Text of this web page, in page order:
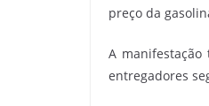
preço da
A
entregadores